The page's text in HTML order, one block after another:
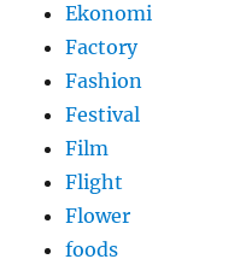
Ekonomi
Factory
Fashion
Festival
Film
Flight
Flower
foods